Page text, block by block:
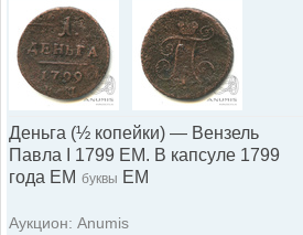
Деньга (½ копейки) — Вензель
Павла I 1799 ЕМ. В капсуле 1799
года ЕМ буквы ЕМ
Аукцион: Anumis